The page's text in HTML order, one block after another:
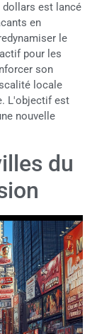
est lancé
en
le
pour les
son
locale
L'objectif est
nouvelle
du